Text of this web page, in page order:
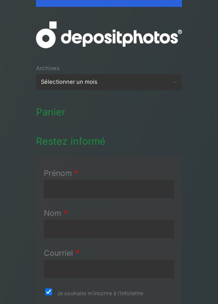
Archives
Panier
Restez informé
Prénom *
Nom *
Courriel *
Je souhaite m'inscrire à l'infolettre